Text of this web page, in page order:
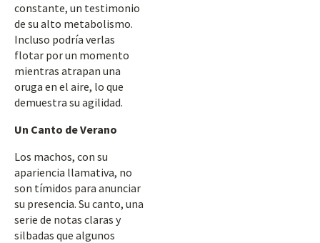
constante, un testimonio
de su alto metabolismo.
Incluso podría verlas
flotar por un momento
mientras atrapan una
oruga en el aire, lo que
demuestra su agilidad.
Un Canto de Verano
Los machos, con su
apariencia llamativa, no
son tímidos para anunciar
su presencia. Su canto, una
serie de notas claras y
silbadas que algunos